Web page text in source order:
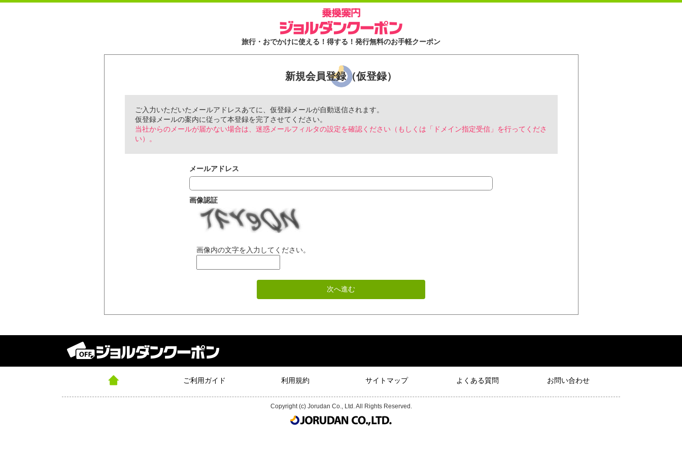
旅行・おでかけに使える！得する！発行無料のお手軽クーポン
新規会員登録（仮登録）
ご入力いただいたメールアドレスあてに、仮登録メールが自動送信されます。
仮登録メールの案内に従って本登録を完了させてください。
当社からのメールが届かない場合は、迷惑メールフィルタの設定を確認ください（もしくは「ドメイン指定受信」を行ってくださ
い）。
メールアドレス
画像認証
画像内の文字を入力してください。
ご利用ガイド 利用規約 サイトマップ よくある質問 お問い合わせ
Copyright (c) Jorudan Co., Ltd. All Rights Reserved.